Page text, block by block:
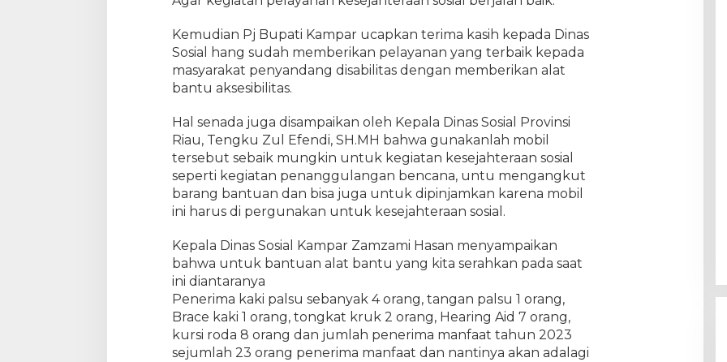
l
e
D
i
n
o
s
n
A
t
B
a
n
t
u
U
Kemudian Pj Bupati Kampar ucapkan terima kasih kepada Dinas
Sosial hang sudah memberikan pelayanan yang terbaik kepada
masyarakat penyandang disabilitas dengan memberikan alat
bantu aksesibilitas.
Hal senada juga disampaikan oleh Kepala Dinas Sosial Provinsi
Riau, Tengku Zul Efendi, SH.MH bahwa gunakanlah mobil
tersebut sebaik mungkin untuk kegiatan kesejahteraan sosial
seperti kegiatan penanggulangan bencana, untu mengangkut
barang bantuan dan bisa juga untuk dipinjamkan karena mobil
ini harus di pergunakan untuk kesejahteraan sosial.
Kepala Dinas Sosial Kampar Zamzami Hasan menyampaikan
bahwa untuk bantuan alat bantu yang kita serahkan pada saat
ini diantaranya
Penerima kaki palsu sebanyak 4 orang, tangan palsu 1 orang,
Brace kaki 1 orang, tongkat kruk 2 orang, Hearing Aid 7 orang,
kursi roda 8 orang dan jumlah penerima manfaat tahun 2023
sejumlah 23 orang penerima manfaat dan nantinya akan adalagi